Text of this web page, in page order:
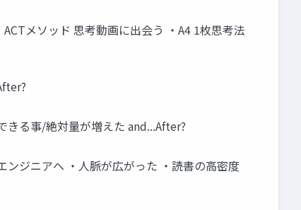
メソッド 思考動画に出会う ・A4 1枚思考法
きる事/絶対量が増えた and...After?
ジニアへ ・人脈が広がった ・読書の高密度